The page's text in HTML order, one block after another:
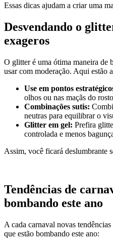
Essas dicas ajudam a criar uma
Desvendando o
exageros
O glitter é uma ótima maneira de
usar com moderação. Aqui estão
Use em pontos
olhos ou nas maçãs do
Combinações sutis:
neutras para equilibrar o
Glitter em gel: Prefira
controlada e menos
Assim, você ficará deslumbrante
Tendências de
bombando este ano
A cada carnaval novas
que estão bombando este ano: